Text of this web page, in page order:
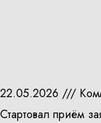
22.05.2026
Стартовал приём